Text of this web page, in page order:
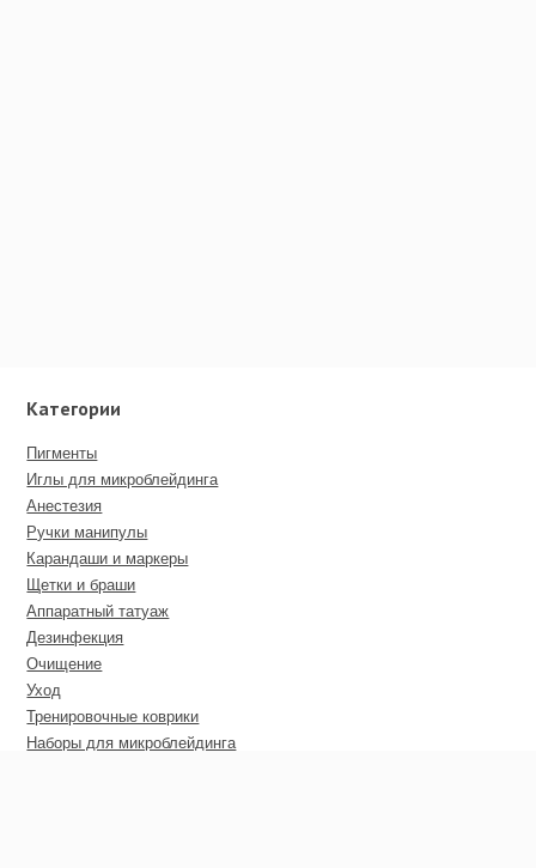
Категории
Пигменты
Иглы для микроблейдинга
Анестезия
Ручки манипулы
Карандаши и маркеры
Щетки и браши
Аппаратный татуаж
Дезинфекция
Очищение
Уход
Тренировочные коврики
Наборы для микроблейдинга